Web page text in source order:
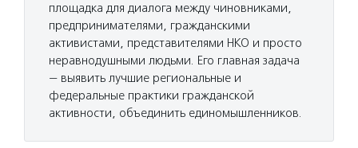
площадка для диалога между чиновниками,
предпринимателями, гражданскими
активистами, представителями НКО и просто
неравнодушными людьми. Его главная задача
— выявить лучшие региональные и
федеральные практики гражданской
активности, объединить единомышленников.